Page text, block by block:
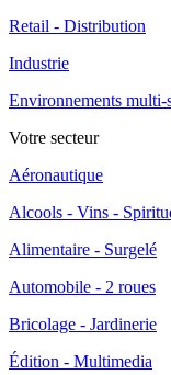
Retail - Distribution
Industrie
Environnements multi-
Votre secteur
Aéronautique
Alcools - Vins -
Alimentaire - Surgelé
Automobile - 2 roues
Bricolage - Jardinerie
Édition - Multimedia